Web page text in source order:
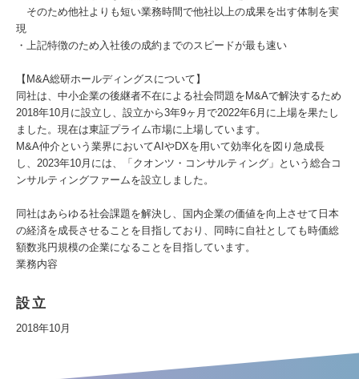
そのため他社よりも短い業務時間で他社以上の成果を出す体制を実
現
・上記特徴のため入社後の成約までのスピードが最も速い
【M&A総研ホールディングスについて】
同社は、中小企業の後継者不在による社会問題をM&Aで解決するため
2018年10月に設立し、設立から3年9ヶ月で2022年6月に上場を果たし
ました。現在は東証プライム市場に上場しています。
M&A仲介という業界においてAIやDXを用いて効率化を図り急成長
し、2023年10月には、「クオンツ・コンサルティング」という総合コ
ンサルティングファームを設立しました。
同社はあらゆる社会課題を解決し、国内企業の価値を向上させて日本
の経済を成長させることを目指しており、同時に自社としても時価総
額数兆円規模の企業になることを目指しています。
業務内容
設立
2018年10月